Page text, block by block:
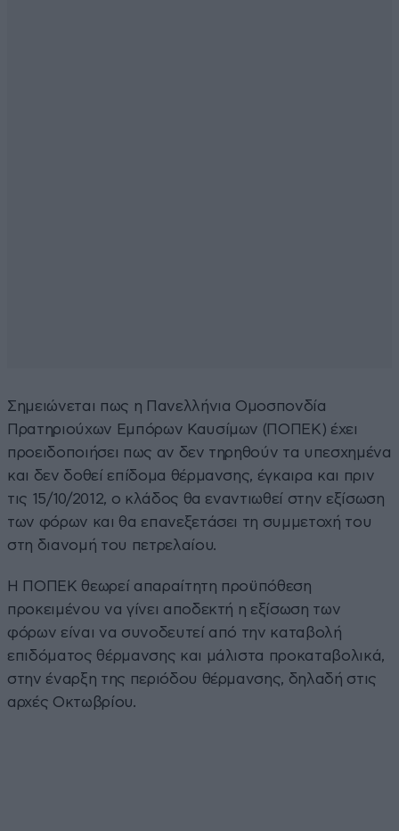
Σημειώνεται πως η Πανελλήνια Ομοσπονδία
Πρατηριούχων Εμπόρων Καυσίμων (ΠΟΠΕΚ) έχει
προειδοποιήσει πως αν δεν τηρηθούν τα υπεσχημένα
και δεν δοθεί επίδομα θέρμανσης, έγκαιρα και πριν
τις 15/10/2012, ο κλάδος θα εναντιωθεί στην εξίσωση
των φόρων και θα επανεξετάσει τη συμμετοχή του
στη διανομή του πετρελαίου.
Η ΠΟΠΕΚ θεωρεί απαραίτητη προϋπόθεση
προκειμένου να γίνει αποδεκτή η εξίσωση των
φόρων είναι να συνοδευτεί από την καταβολή
επιδόματος θέρμανσης και μάλιστα προκαταβολικά,
στην έναρξη της περιόδου θέρμανσης, δηλαδή στις
αρχές Οκτωβρίου.